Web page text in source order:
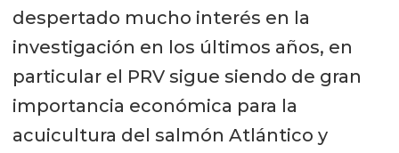
despertado mucho interés en la
investigación en los últimos años, en
particular el PRV sigue siendo de gran
importancia económica para la
acuicultura del salmón Atlántico y